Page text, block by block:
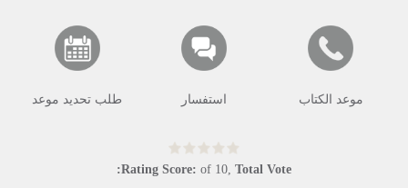
موعد الكتاب استفسار طلب تحديد موعد
Rating Score: of 10, Total Vote: